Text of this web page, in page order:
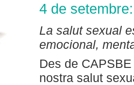
4 de
La salut sexual
emocional,
Des de
nostra salut